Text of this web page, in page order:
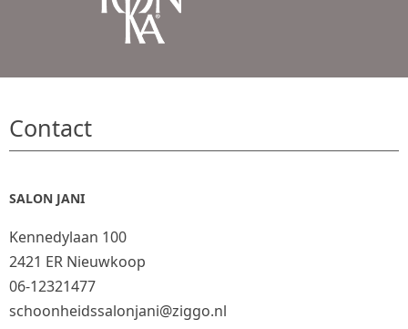
Contact
SALON JANI
Kennedylaan 100
2421 ER Nieuwkoop
06-12321477
schoonheidssalonjani@ziggo.nl